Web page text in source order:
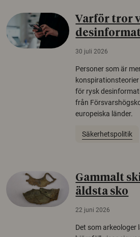
Varför tror
30 juli 2026
Personer som är
för rysk
från
europeiska länder.
Säkerhetspolitik
Gammalt
äldsta sko
22 juni 2026
Det som arkeologer